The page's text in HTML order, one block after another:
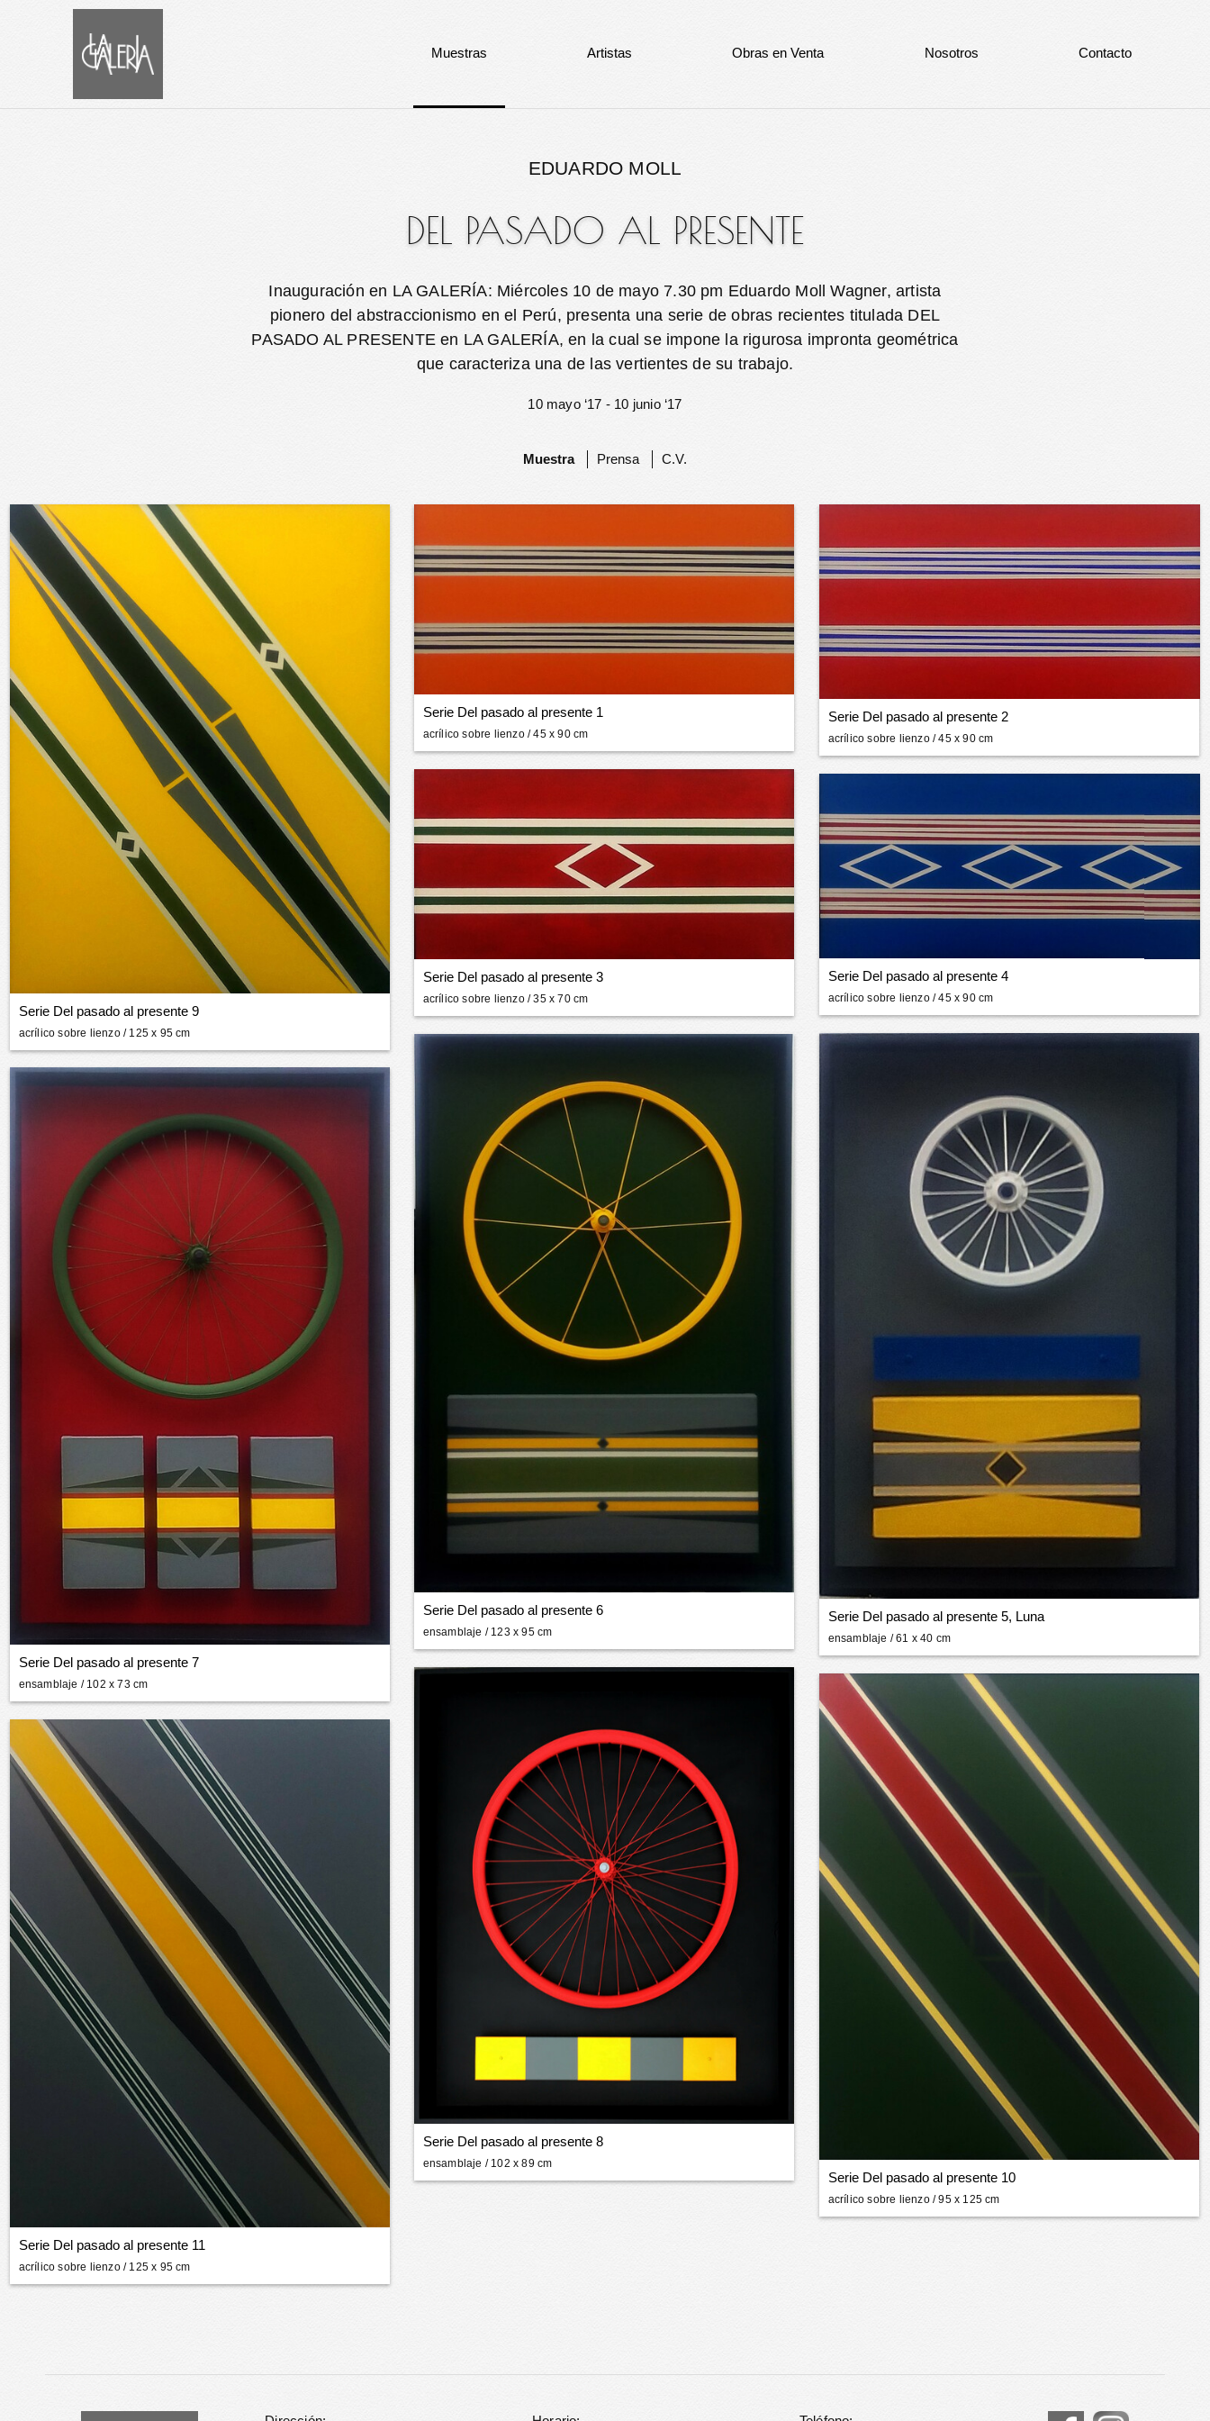
Muestras Artistas Obras en Venta Nosotros Contacto
EDUARDO MOLL
DEL PASADO AL PRESENTE
Inauguración en LA GALERÍA: Miércoles 10 de mayo 7.30 pm Eduardo Moll Wagner, artista
pionero del abstraccionismo en el Perú, presenta una serie de obras recientes titulada DEL
PASADO AL PRESENTE en LA GALERÍA, en la cual se impone la rigurosa impronta geométrica
que caracteriza una de las vertientes de su trabajo.
10 mayo ‘17 - 10 junio ‘17
Muestra Prensa C.V.
Serie Del pasado al presente 9
acrílico sobre lienzo/ 125 x 95 cm
Serie Del pasado al presente 1
acrílico sobre lienzo/ 45 x 90 cm
Serie Del pasado al presente 2
acrílico sobre lienzo/ 45 x 90 cm
Serie Del pasado al presente 3
acrílico sobre lienzo/ 35 x 70 cm
Serie Del pasado al presente 4
acrílico sobre lienzo/ 45 x 90 cm
Serie Del pasado al presente 5, Luna
ensamblaje / 61 x 40 cm
Serie Del pasado al presente 6
ensamblaje / 123 x 95 cm
Serie Del pasado al presente 7
ensamblaje / 102 x 73 cm
Serie Del pasado al presente 8
ensamblaje / 102 x 89 cm
Serie Del pasado al presente 10
acrílico sobre lienzo/ 95 x 125 cm
Serie Del pasado al presente 11
acrílico sobre lienzo/ 125 x 95 cm